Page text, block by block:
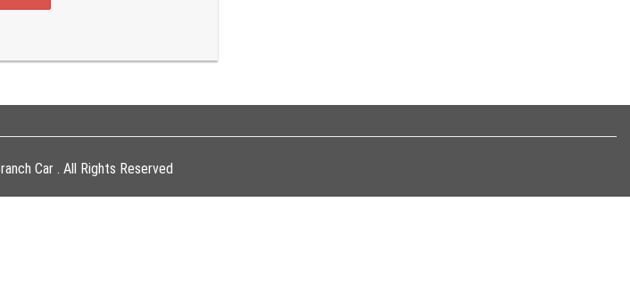
Car . All Rights Reserved